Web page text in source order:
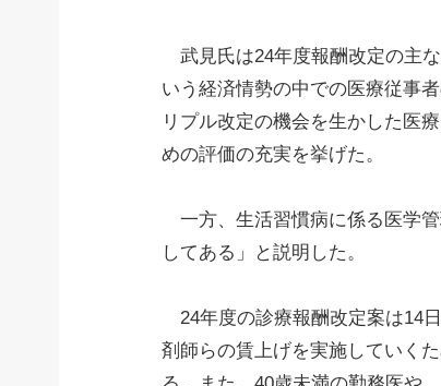
武見氏は24年度報酬改定の主
いう経済情勢の中での医療従事
リプル改定の機会を生かした医
めの評価の充実を挙げた。
一方、生活習慣病に係る医学
してある」と説明した。
24年度の診療報酬改定案は14
剤師らの賃上げを実施していく